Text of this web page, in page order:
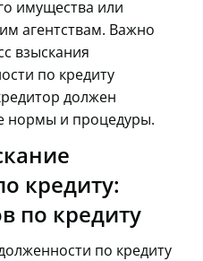
имущества или
агентствам. Важно
взыскания
по кредиту
должен
нормы и процедуры.
кредиту:
по кредиту
по кредиту